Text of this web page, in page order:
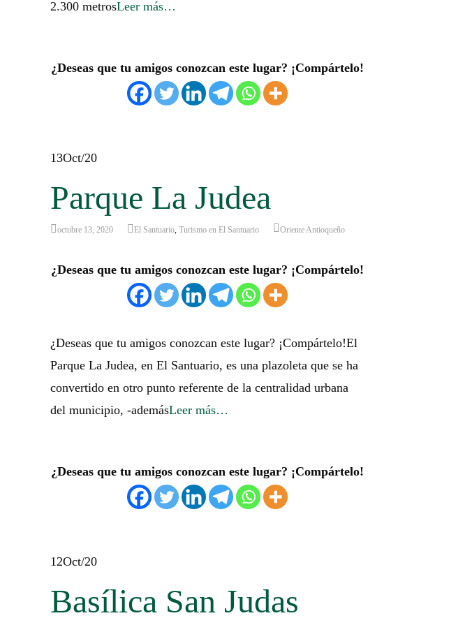
2.300 metrosLeer más…
¿Deseas que tu amigos conozcan este lugar? ¡Compártelo!
13Oct/20
Parque La Judea
octubre 13, 2020 El Santuario, Turismo en El Santuario Oriente Antioqueño
¿Deseas que tu amigos conozcan este lugar? ¡Compártelo!
¿Deseas que tu amigos conozcan este lugar? ¡Compártelo!El
Parque La Judea, en El Santuario, es una plazoleta que se ha
convertido en otro punto referente de la centralidad urbana
del municipio, -ademásLeer más…
¿Deseas que tu amigos conozcan este lugar? ¡Compártelo!
12Oct/20
Basílica San Judas